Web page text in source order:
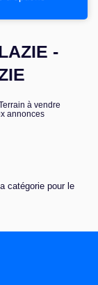
-
à vendre
annonces
catégorie pour le